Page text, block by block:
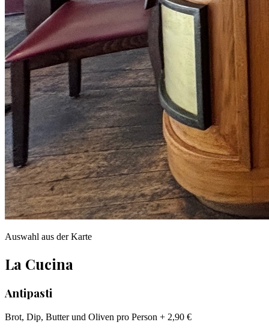
Auswahl aus der Karte
La Cucina
Antipasti
Brot, Dip, Butter und Oliven pro Person + 2,90 €